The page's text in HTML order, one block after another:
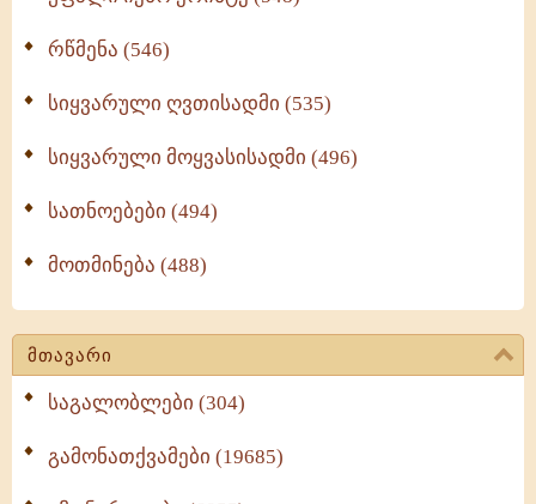
რწმენა (546)
სიყვარული ღვთისადმი (535)
სიყვარული მოყვასისადმი (496)
სათნოებები (494)
მოთმინება (488)
მთავარი
საგალობლები (304)
გამონათქვამები (19685)